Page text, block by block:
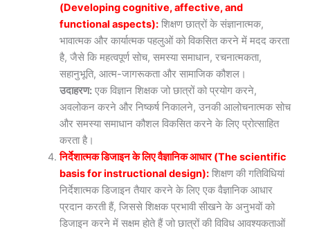
(Developing cognitive, affective, and
functional aspects): शिक्षण छात्रों के संज्ञानात्मक,
भावात्मक और कार्यात्मक पहलुओं को विकसित करने में मदद करता
है, जैसे कि महत्वपूर्ण सोच, समस्या समाधान, रचनात्मकता,
सहानुभूति, आत्म-जागरूकता और सामाजिक कौशल।
उदाहरण: एक विज्ञान शिक्षक जो छात्रों को प्रयोग करने,
अवलोकन करने और निष्कर्ष निकालने, उनकी आलोचनात्मक सोच
और समस्या समाधान कौशल विकसित करने के लिए प्रोत्साहित
करता है।
निर्देशात्मक डिजाइन के लिए वैज्ञानिक आधार (The scientific
basis for instructional design): शिक्षण की गतिविधियां
निर्देशात्मक डिजाइन तैयार करने के लिए एक वैज्ञानिक आधार
प्रदान करती हैं, जिससे शिक्षक प्रभावी सीखने के अनुभवों को
डिजाइन करने में सक्षम होते हैं जो छात्रों की विविध आवश्यकताओं